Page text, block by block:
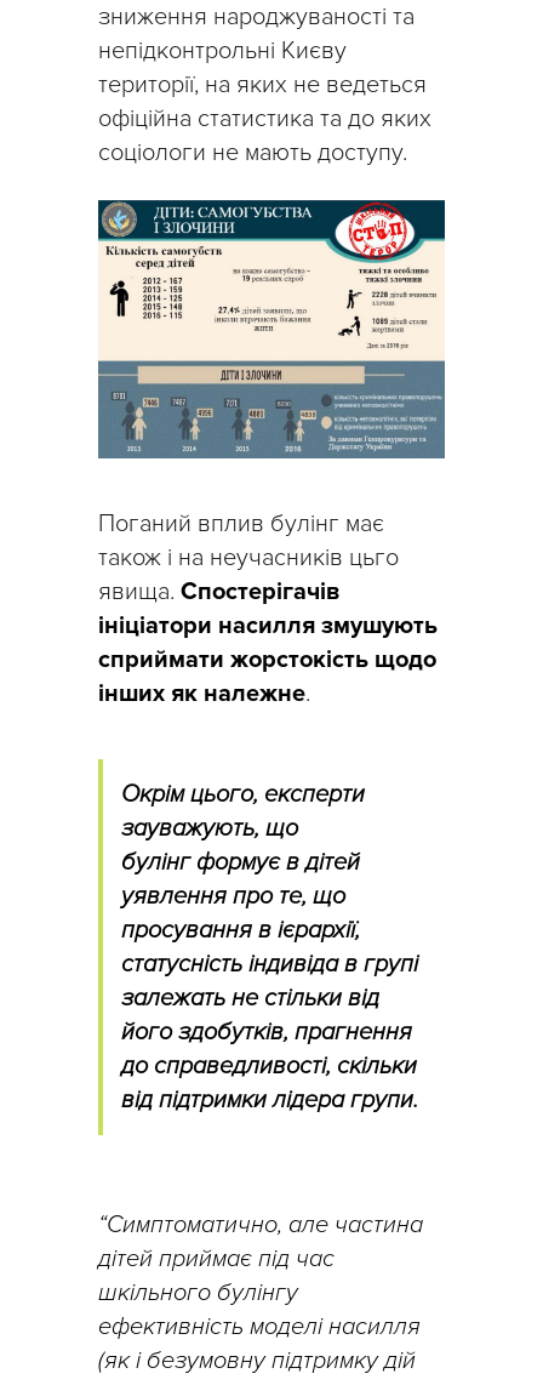
зниження народжуваності та
непідконтрольні Києву
території, на яких не ведеться
офіційна статистика та до яких
соціологи не мають доступу.
Поганий вплив булінг має
також і на неучасників цьго
явища. Спостерігачів
ініціатори насилля змушують
сприймати жорстокість щодо
інших як належне.
Окрім цього, експерти
зауважують, що
булінг формує в дітей
уявлення про те, що
просування в ієрархії,
статусність індивіда в групі
залежать не стільки від
його здобутків, прагнення
до справедливості, скільки
від підтримки лідера групи.
“Симптоматично, але частина
дітей приймає під час
шкільного булінгу
ефективність моделі насилля
(як і безумовну підтримку дій